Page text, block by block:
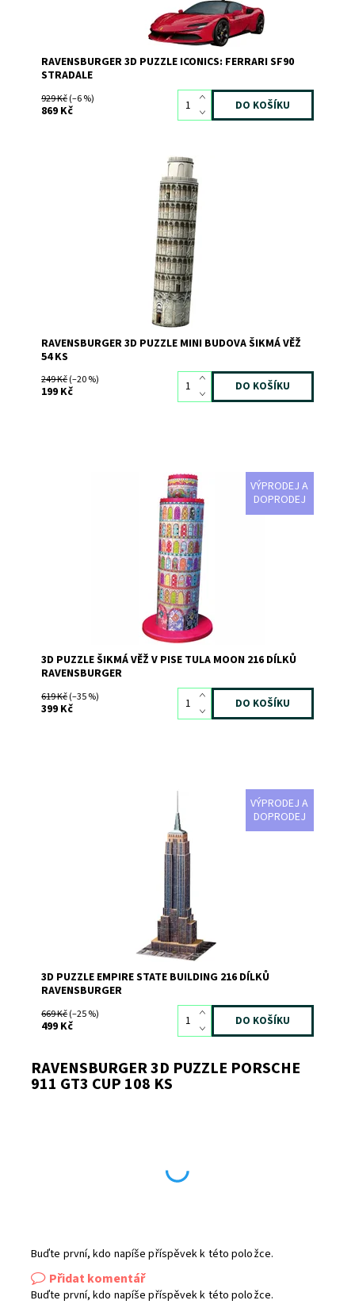
RAVENSBURGER 3D PUZZLE ICONICS: FERRARI SF90
STRADALE
929 Kč(–6 %)
869 Kč
>3
RAVENSBURGER
RAVENSBURGER 3D PUZZLE MINI BUDOVA ŠIKMÁ VĚŽ
54 KS
249 Kč(–20 %)
199 Kč
VÝPRODEJ A
DOPRODEJ
3D puzzle Šikmá věž v Pise Tula Moon 216 dílků
>3
RAVENSBURGER
3D PUZZLE ŠIKMÁ VĚŽ V PISE TULA MOON 216 DÍLKŮ
RAVENSBURGER
619 Kč(–35 %)
399 Kč
VÝPRODEJ A
DOPRODEJ
3D puzzle Empire State Building 216 dílků
>3
RAVENSBURGER
3D PUZZLE EMPIRE STATE BUILDING 216 DÍLKŮ
RAVENSBURGER
669 Kč(–25 %)
499 Kč
RAVENSBURGER 3D PUZZLE PORSCHE
911 GT3 CUP 108 KS
Buďte první, kdo napíše příspěvek k této položce.
Přidat komentář
Buďte první, kdo napíše příspěvek k této položce.